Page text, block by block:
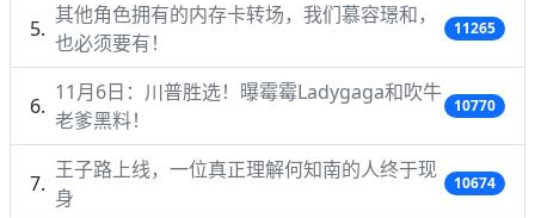
其他角色拥有的内存卡转场，我们慕容璟和，
也必须要有！
11265
11月6日：川普胜选！曝霉霉Ladygaga和吹牛
老爹黑料！
10770
王子路上线，一位真正理解何知南的人终于现
身
10674